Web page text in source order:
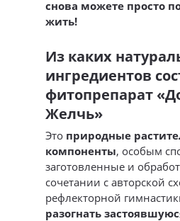
снова можете просто
жить!
Из каких
ингредиентов
фитопрепарат
Желчь»
Это природные
компоненты, особым
заготовленные и
сочетании с авторской
рефлекторной
разогнать